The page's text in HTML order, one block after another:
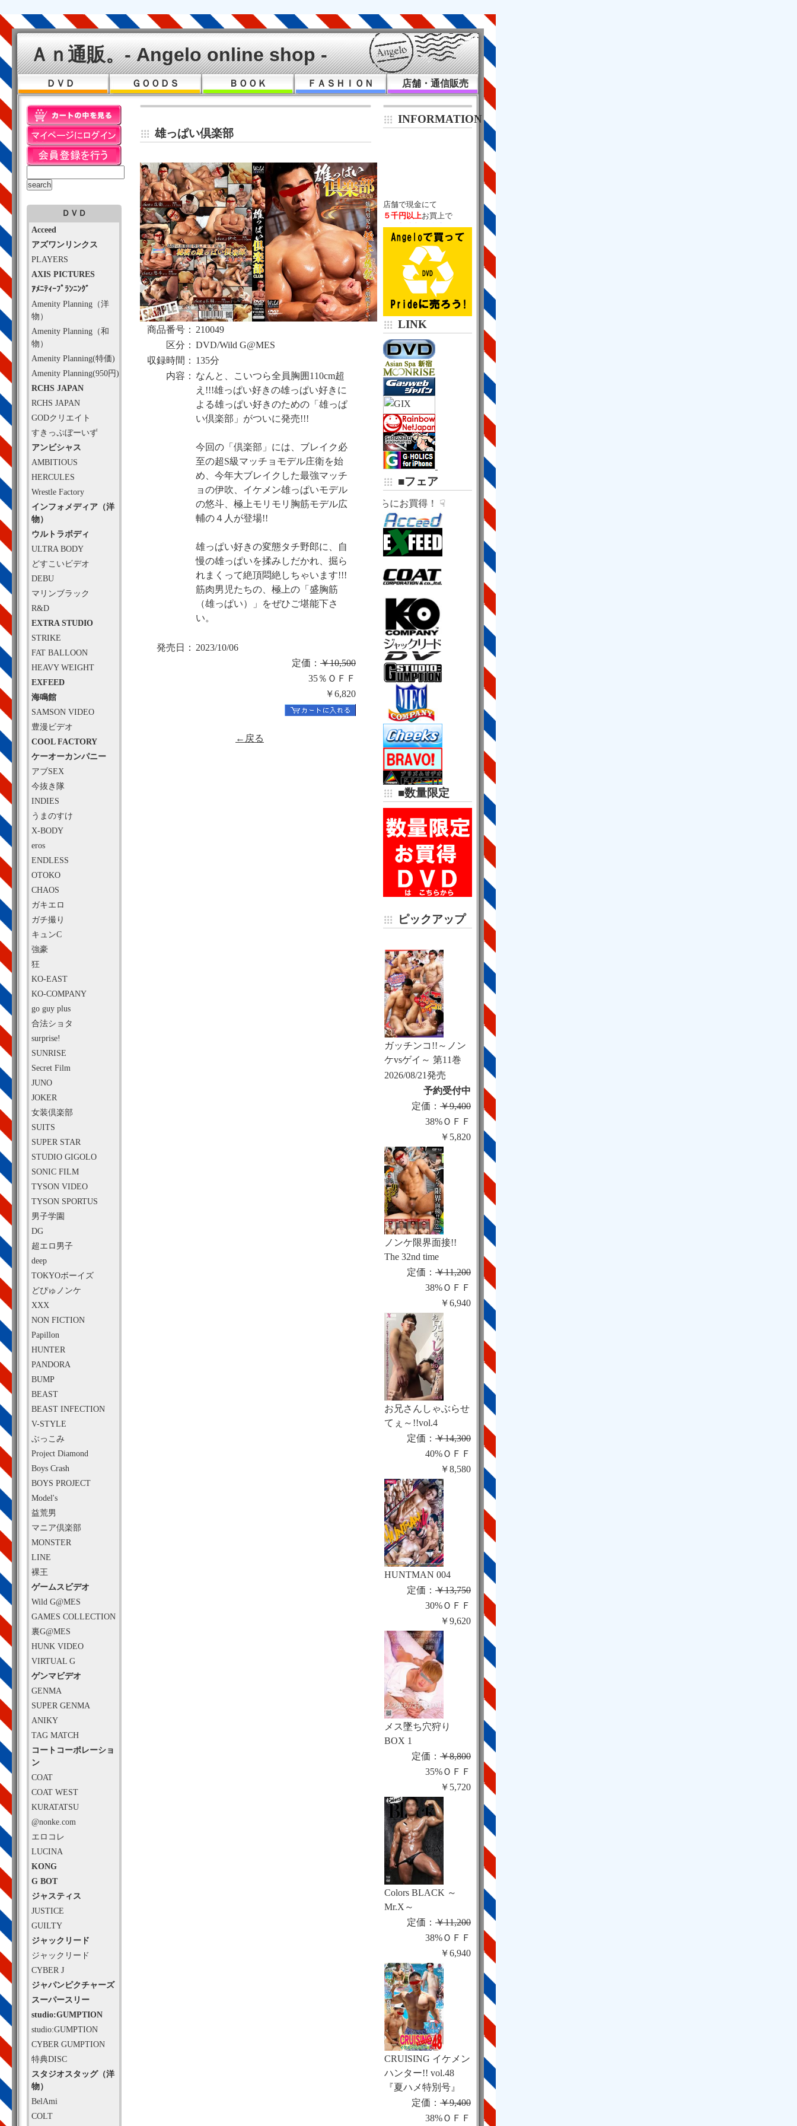
Ａｎ通販。- Angelo online shop -
ＤＶＤ ＧＯＯＤＳ ＢＯＯＫ ＦＡＳＨＩＯＮ 店舗・通信販売
ＤＶＤ
Acceed
アズワンリンクス
PLAYERS
AXIS PICTURES
ｱﾒﾆﾃｨｰﾌﾟﾗﾝﾆﾝｸﾞ
Amenity Planning（洋
物）
Amenity Planning（和
物）
Amenity Planning(特価)
Amenity Planning(950円)
RCHS JAPAN
RCHS JAPAN
GODクリエイト
すきっぷぼーいず
アンビシャス
AMBITIOUS
HERCULES
Wrestle Factory
インフォメディア（洋
物）
ウルトラボディ
ULTRA BODY
どすこいビデオ
DEBU
マリンブラック
R&D
EXTRA STUDIO
STRIKE
FAT BALLOON
HEAVY WEIGHT
EXFEED
海鳴館
SAMSON VIDEO
豊漫ビデオ
COOL FACTORY
ケーオーカンパニー
アブSEX
今抜き隊
INDIES
うまのすけ
X-BODY
eros
ENDLESS
OTOKO
CHAOS
ガキエロ
ガチ撮り
キュンC
強豪
狂
KO-EAST
KO-COMPANY
go guy plus
合法ショタ
surprise!
SUNRISE
Secret Film
JUNO
JOKER
女装倶楽部
SUITS
SUPER STAR
STUDIO GIGOLO
SONIC FILM
TYSON VIDEO
TYSON SPORTUS
男子学園
DG
超エロ男子
deep
TOKYOボーイズ
どぴゅノンケ
XXX
NON FICTION
Papillon
HUNTER
PANDORA
BUMP
BEAST
BEAST INFECTION
V-STYLE
ぶっこみ
Project Diamond
Boys Crash
BOYS PROJECT
Model's
益荒男
マニア倶楽部
MONSTER
LINE
裸王
ゲームスビデオ
Wild G@MES
GAMES COLLECTION
裏G@MES
HUNK VIDEO
VIRTUAL G
ゲンマビデオ
GENMA
SUPER GENMA
ANIKY
TAG MATCH
コートコーポレーショ
ン
COAT
COAT WEST
KURATATSU
@nonke.com
エロコレ
LUCINA
KONG
G BOT
ジャスティス
JUSTICE
GUILTY
ジャックリード
ジャックリード
CYBER J
ジャパンピクチャーズ
スーパースリー
studio:GUMPTION
studio:GUMPTION
CYBER GUMPTION
特典DISC
スタジオスタッグ（洋
物）
BelAmi
COLT
雄っぱい倶楽部
商品番号： 210049
区分： DVD/Wild G@MES
収録時間： 135分
内容： なんと、こいつら全員胸囲110cm超
え!!!雄っぱい好きの雄っぱい好きに
よる雄っぱい好きのための「雄っぱ
い倶楽部」がついに発売!!!
今回の「倶楽部」には、ブレイク必
至の超S級マッチョモデル庄衛を始
め、今年大ブレイクした最強マッチ
ョの伊吹、イケメン雄っぱいモデル
の悠斗、極上モリモリ胸筋モデル広
輔の４人が登場!!
雄っぱい好きの変態タチ野郎に、自
慢の雄っぱいを揉みしだかれ、掘ら
れまくって絶頂悶絶しちゃいます!!!
筋肉男児たちの、極上の「盛胸筋
（雄っぱい）」をぜひご堪能下さ
い。
発売日： 2023/10/06
定価： ￥10,500
35％ＯＦＦ
￥6,820
←戻る
INFORMATION
５千円以上
５％相当額の金券
チケットバック！
（通販は除く）
京王新線・都営新宿線
京王地下通路
京王モールアネックス
７番出口５９秒！
中華日高屋の右２軒隣
新和ビル３０２
（Ｂ１階味噌らーめん
LINK
■フェア
☟ さらにお買得！ ☟
■数量限定
ピックアップ
ガッチンコ!!～ノン
ケvsゲイ～ 第11巻
2026/08/21発売
予約受付中
定価： ￥9,400
38%ＯＦＦ
￥5,820
ノンケ限界面接!!
The 32nd time
定価： ￥11,200
38%ＯＦＦ
￥6,940
お兄さんしゃぶらせ
てぇ～!!vol.4
定価： ￥14,300
40%ＯＦＦ
￥8,580
HUNTMAN 004
定価： ￥13,750
30%ＯＦＦ
￥9,620
メス墜ち穴狩り
BOX 1
定価： ￥8,800
35%ＯＦＦ
￥5,720
Colors BLACK ～
Mr.X～
定価： ￥11,200
38%ＯＦＦ
￥6,940
CRUISING イケメン
ハンター!! vol.48
『夏ハメ特別号』
定価： ￥9,400
38%ＯＦＦ